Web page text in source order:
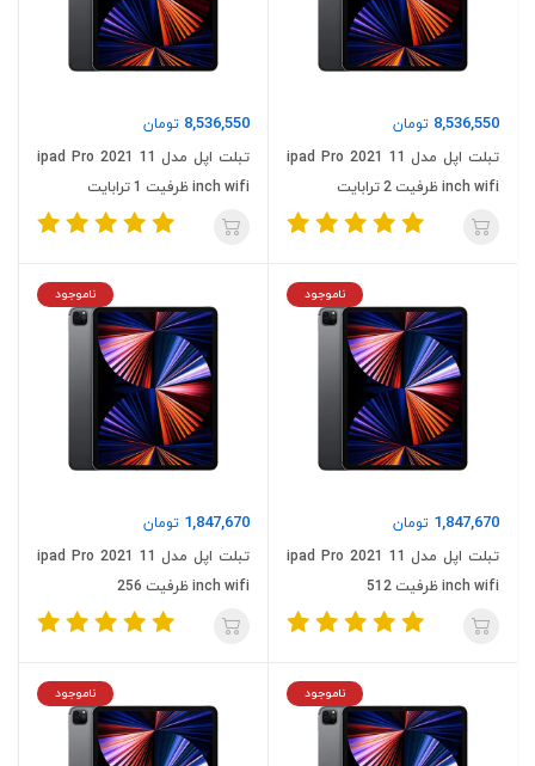
8,536,550 تومان
تبلت اپل مدل ipad Pro 2021 11
inch wifi ظرفیت 2 ترابایت
8,536,550 تومان
تبلت اپل مدل ipad Pro 2021 11
inch wifi ظرفیت 1 ترابایت
1,847,670 تومان
ناموجود
تبلت اپل مدل ipad Pro 2021 11
inch wifi ظرفیت 512
1,847,670 تومان
ناموجود
تبلت اپل مدل ipad Pro 2021 11
inch wifi ظرفیت 256
ناموجود ناموجود